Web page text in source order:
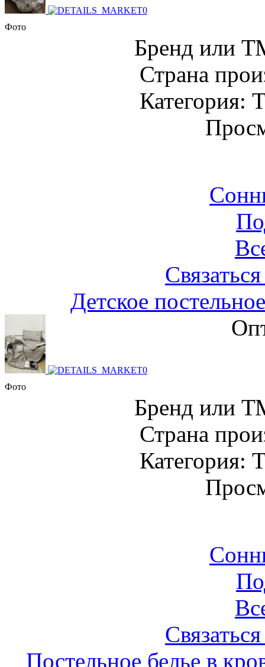
Фото
Бренд или
Страна
Категория:
Детское
Фото
Бренд или
Страна
Категория:
Постельное белье в